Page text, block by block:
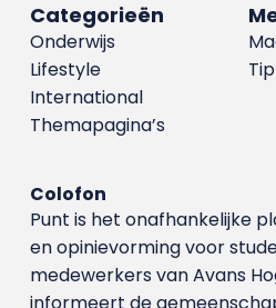
Categorieën
Onderwijs
Lifestyle
International
Themapagina’s
Colofon
Punt is het onafhankelijke
en opinievorming voor
medewerkers van Avans